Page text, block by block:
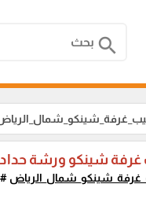
search
غرفة شينكو ورشة